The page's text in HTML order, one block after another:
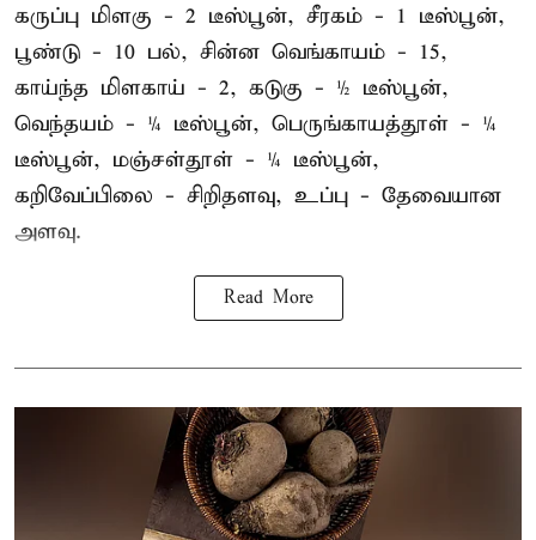
கருப்பு மிளகு - 2 டீஸ்பூன், சீரகம் - 1 டீஸ்பூன்,
பூண்டு - 10 பல், சின்ன வெங்காயம் - 15,
காய்ந்த மிளகாய் - 2, கடுகு - ½ டீஸ்பூன்,
வெந்தயம் - ¼ டீஸ்பூன், பெருங்காயத்தூள் - ¼
டீஸ்பூன், மஞ்சள்தூள் - ¼ டீஸ்பூன்,
கறிவேப்பிலை - சிறிதளவு, உப்பு - தேவையான
அளவு.
Read More